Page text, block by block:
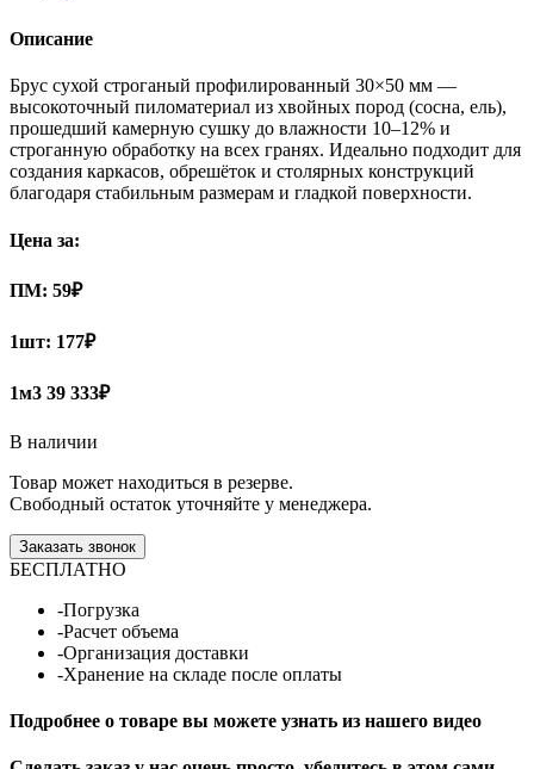
Описание
Брус сухой строганый профилированный 30×50 мм —
высокоточный пиломатериал из хвойных пород (сосна, ель),
прошедший камерную сушку до влажности 10–12% и
строганную обработку на всех гранях. Идеально подходит для
создания каркасов, обрешёток и столярных конструкций
благодаря стабильным размерам и гладкой поверхности.
Цена за:
ПМ: 59₽
1шт: 177₽
1м3 39 333₽
В наличии
Товар может находиться в резерве.
Свободный остаток уточняйте у менеджера.
Заказать звонок
БЕСПЛАТНО
-Погрузка
-Расчет объема
-Организация доставки
-Хранение на складе после оплаты
Подробнее о товаре вы можете узнать из нашего видео